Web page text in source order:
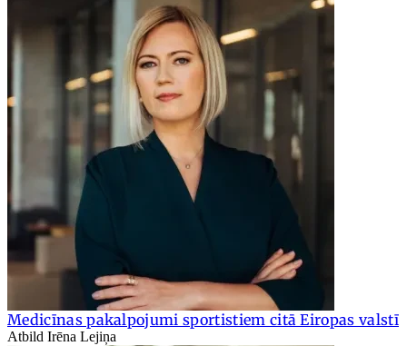
Medicīnas pakalpojumi sportistiem citā Eiropas valstī
Atbild Irēna Lejiņa